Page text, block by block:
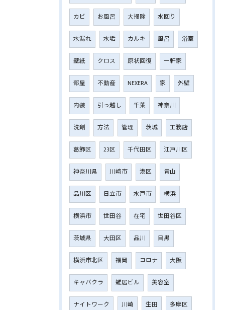
カビ お風呂 大掃除 水回り
水漏れ 水垢 カルキ 風呂 浴室
壁紙 クロス 原状回復 一軒家
部屋 不動産 NEXERA 家 外壁
内装 引っ越し 千葉 神奈川
洗剤 方法 管理 茨城 工務店
葛飾区 23区 千代田区 江戸川区
神奈川県 川﨑市 港区 青山
品川区 日立市 水戸市 横浜
横浜市 世田谷 在宅 世田谷区
茨城県 大田区 品川 目黒
横浜市北区 福岡 コロナ 大阪
キャバクラ 雑居ビル 美容室
ナイトワーク 川崎 生田 多摩区